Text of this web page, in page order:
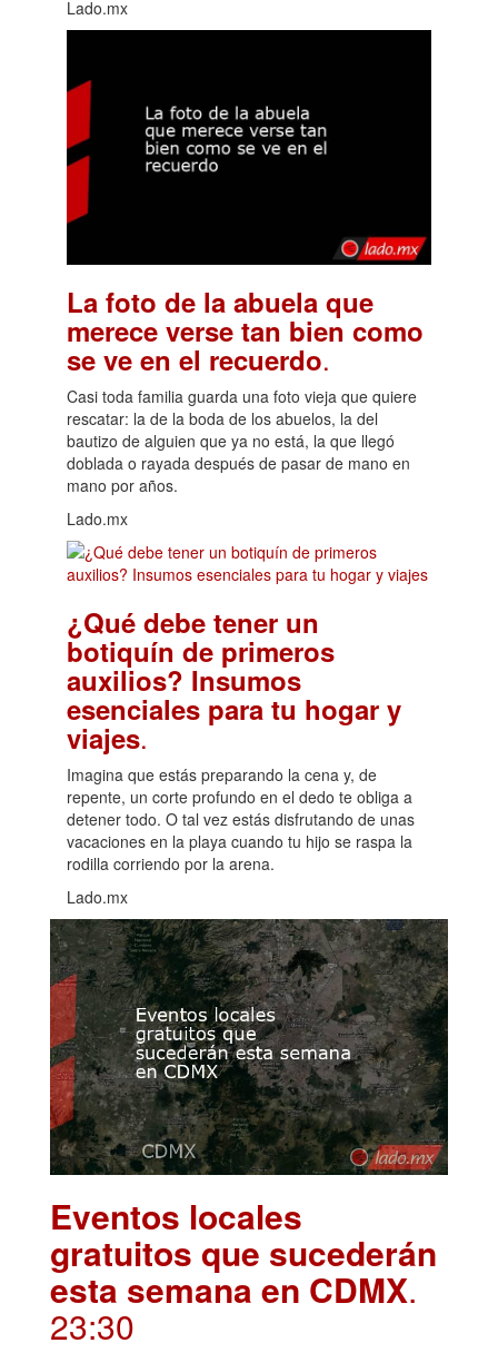
Lado.mx
La foto de la abuela que
merece verse tan bien como
se ve en el recuerdo.
Casi toda familia guarda una foto vieja que quiere
rescatar: la de la boda de los abuelos, la del
bautizo de alguien que ya no está, la que llegó
doblada o rayada después de pasar de mano en
mano por años.
Lado.mx
¿Qué debe tener un
botiquín de primeros
auxilios? Insumos
esenciales para tu hogar y
viajes.
Imagina que estás preparando la cena y, de
repente, un corte profundo en el dedo te obliga a
detener todo. O tal vez estás disfrutando de unas
vacaciones en la playa cuando tu hijo se raspa la
rodilla corriendo por la arena.
Lado.mx
Eventos locales
gratuitos que sucederán
esta semana en CDMX.
23:30